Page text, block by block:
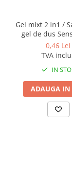
Gel mixt 2 in1 /
gel de dus
0,46 Lei
TVA
IN
ADAUGA IN